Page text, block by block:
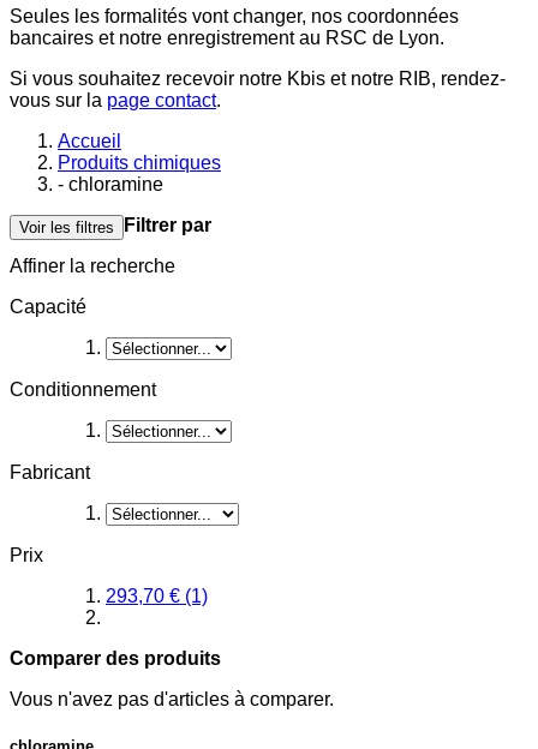
Seules les formalités vont changer, nos coordonnées
bancaires et notre enregistrement au RSC de Lyon.
Si vous souhaitez recevoir notre Kbis et notre RIB, rendez-
vous sur la page contact.
Accueil
Produits chimiques
- chloramine
Voir les filtres
Filtrer par
Affiner la recherche
Capacité
Conditionnement
Fabricant
Prix
293,70 € (1)
Comparer des produits
Vous n'avez pas d'articles à comparer.